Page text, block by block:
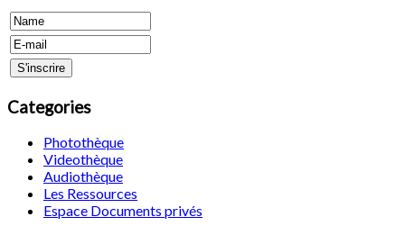
Categories
Photothèque
Videothèque
Audiothèque
Les Ressources
Espace Documents privés